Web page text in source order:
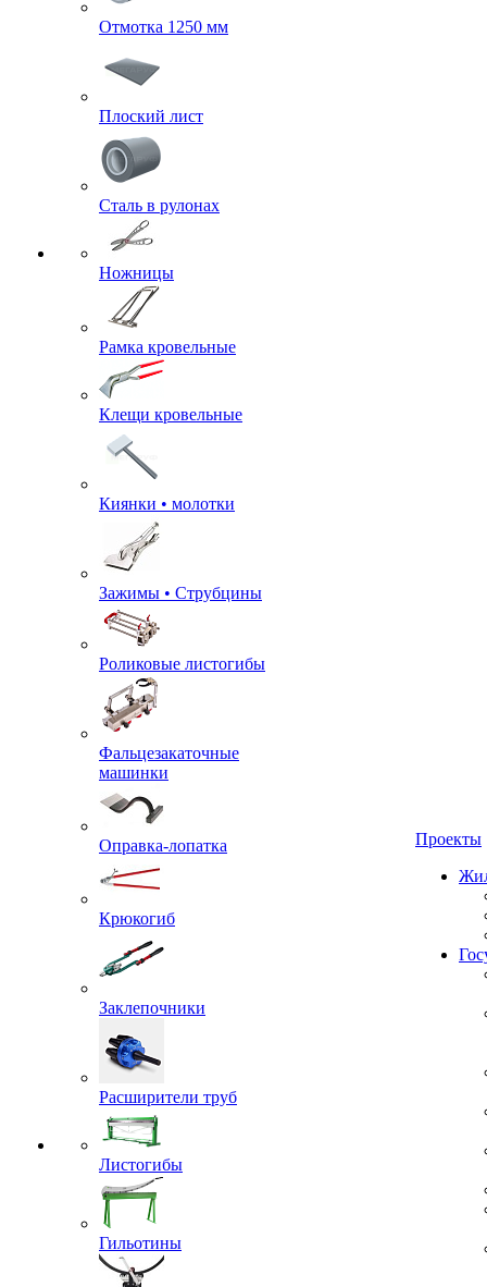
Отмотка 1250 мм
Плоский лист
Сталь в рулонах
Ножницы
Рамка кровельные
Клещи кровельные
Киянки • молотки
Зажимы • Струбцины
Роликовые листогибы
Фальцезакаточные
машинки
Оправка-лопатка
Крюкогиб
Заклепочники
Расширители труб
Листогибы
Гильотины